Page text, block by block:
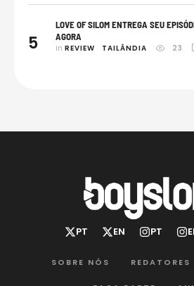
5
LOVE OF SILOM ENTREGA SEU
AGORA
in REVIEW TAILÂNDIA 23
SOBRE NÓS REDATORES